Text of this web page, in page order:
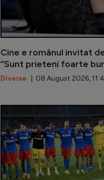
Cine e românul invitat
”Sunt prieteni foarte
Diverse | 08 August 2026,